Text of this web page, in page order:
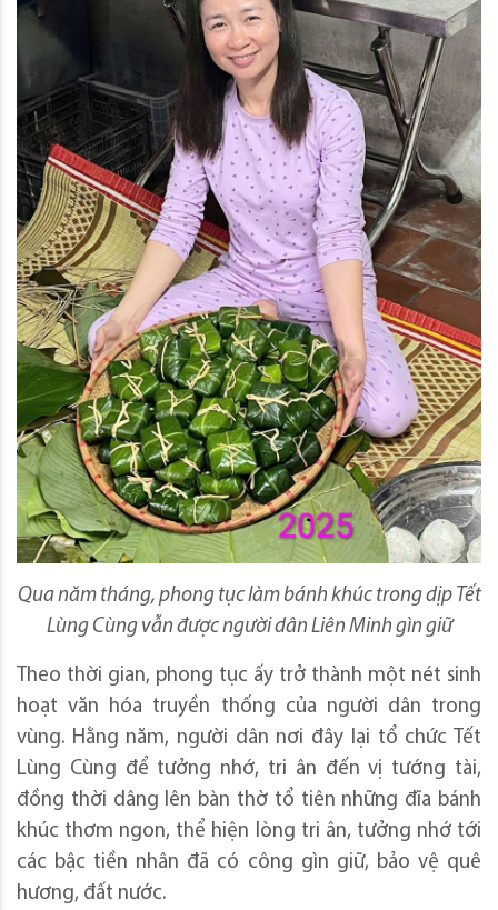
Qua năm tháng, phong tục làm bánh khúc trong dịp Tết
Lùng Cùng vẫn được người dân Liên Minh gìn giữ
Theo thời gian, phong tục ấy trở thành một nét sinh
hoạt văn hóa truyền thống của người dân trong
vùng. Hằng năm, người dân nơi đây lại tổ chức Tết
Lùng Cùng để tưởng nhớ, tri ân đến vị tướng tài,
đồng thời dâng lên bàn thờ tổ tiên những đĩa bánh
khúc thơm ngon, thể hiện lòng tri ân, tưởng nhớ tới
các bậc tiền nhân đã có công gìn giữ, bảo vệ quê
hương, đất nước.